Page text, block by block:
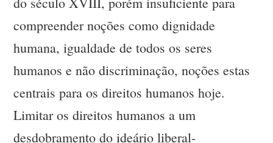
compreender noções como dignidade
humana, igualdade de todos os seres
humanos e não discriminação, noções estas
centrais para os direitos humanos hoje.
Limitar os direitos humanos a um
desdobramento do ideário liberal-